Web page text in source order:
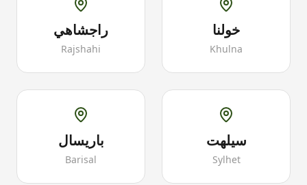
خولنا
Khulna
راجشاهي
Rajshahi
سيلهت
Sylhet
باريسال
Barisal